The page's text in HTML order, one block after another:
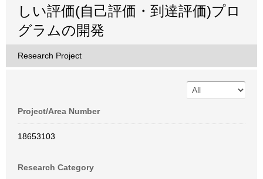
しい評価(自己評価・到達評価)プロ
グラムの開発
Research Project
Project/Area Number
18653103
Research Category